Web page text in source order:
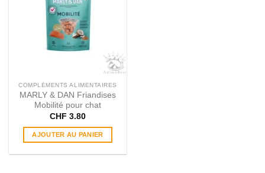
COMPLÉMENTS ALIMENTAIRES
MARLY & DAN Friandises
Mobilité pour chat
CHF 3.80
AJOUTER AU PANIER